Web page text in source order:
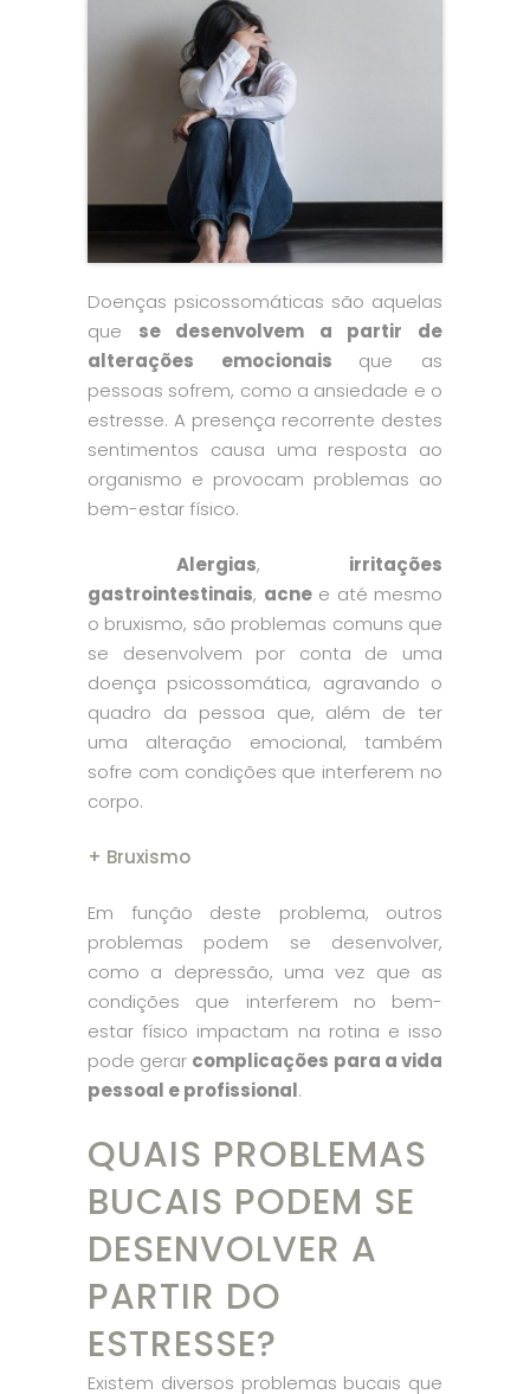
Doenças psicossomáticas são aquelas
que se desenvolvem a partir de
alterações emocionais que as
pessoas sofrem, como a ansiedade e o
estresse. A presença recorrente destes
sentimentos causa uma resposta ao
organismo e provocam problemas ao
bem-estar físico.
Alergias, irritações
gastrointestinais, acnee até mesmo
o bruxismo, são problemas comuns que
se desenvolvem por conta de uma
doença psicossomática, agravando o
quadro da pessoa que, além de ter
uma alteração emocional, também
sofre com condições que interferem no
corpo.
+ Bruxismo
Em função deste problema, outros
problemas podem se desenvolver,
como a depressão, uma vez que as
condições que interferem no bem-
estar físico impactam na rotina e isso
pode gerar complicações para a vida
pessoal e profissional.
QUAIS PROBLEMAS
BUCAIS PODEM SE
DESENVOLVER A
PARTIR DO
ESTRESSE?
Existem diversos problemas bucais que